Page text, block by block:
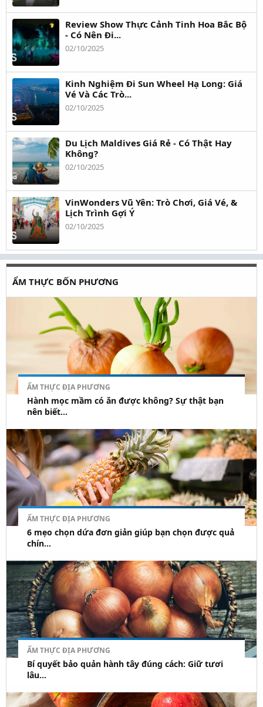
Review Show Thực Cảnh Tinh Hoa Bắc Bộ
- Có Nên Đi...
02/10/2025
Kinh Nghiệm Đi Sun Wheel Hạ Long: Giá
Vé Và Các Trò...
02/10/2025
Du Lịch Maldives Giá Rẻ - Có Thật Hay
Không?
02/10/2025
VinWonders Vũ Yên: Trò Chơi, Giá Vé, &
Lịch Trình Gợi Ý
02/10/2025
ẨM THỰC BỐN PHƯƠNG
ẨM THỰC ĐỊA PHƯƠNG
Hành mọc mầm có ăn được không? Sự thật bạn
nên biết...
ẨM THỰC ĐỊA PHƯƠNG
6 mẹo chọn dứa đơn giản giúp bạn chọn được quả
chín...
ẨM THỰC ĐỊA PHƯƠNG
Bí quyết bảo quản hành tây đúng cách: Giữ tươi
lâu...